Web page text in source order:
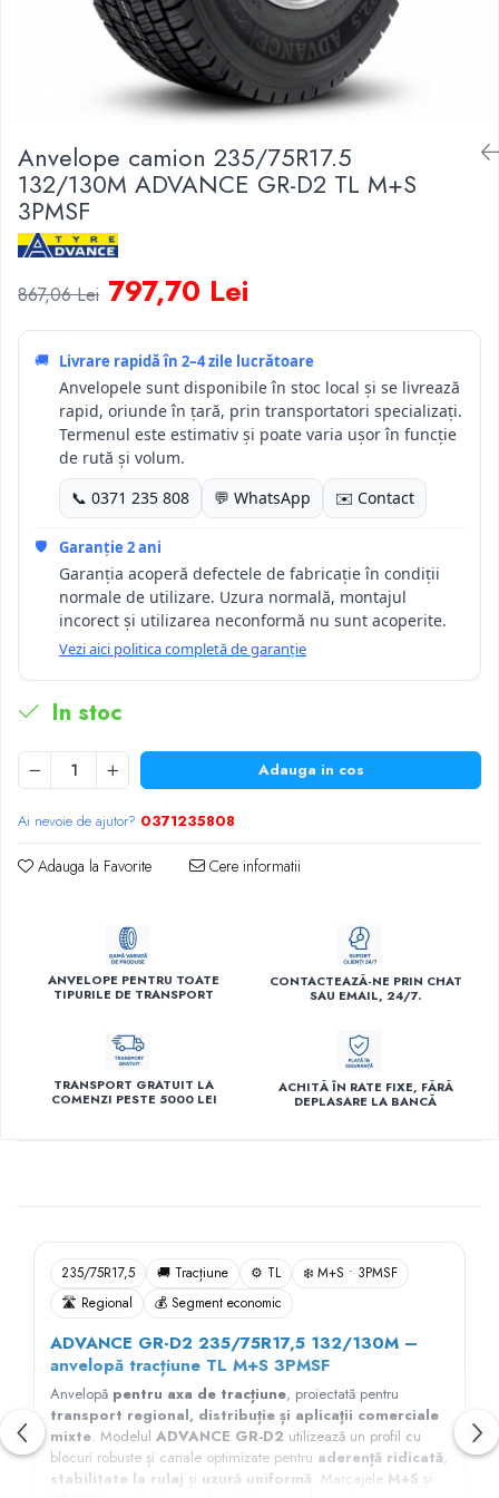
Anvelope camion 235/75R17.5
132/130M ADVANCE GR-D2 TL M+S
3PMSF
867,06 Lei 797,70 Lei
🚚 Livrare rapidă în 2–4 zile lucrătoare
Anvelopele sunt disponibile în stoc local și se livrează
rapid, oriunde în țară, prin transportatori specializați.
Termenul este estimativ și poate varia ușor în funcție
de rută și volum.
📞 0371 235 808
💬 WhatsApp ✉️ Contact
🛡️ Garanție 2 ani
Garanția acoperă defectele de fabricație în condiții
normale de utilizare. Uzura normală, montajul
incorect și utilizarea neconformă nu sunt acoperite.
Vezi aici politica completă de garanție
In stoc
Adauga in cos
Ai nevoie de ajutor? 0371235808
Adauga la Favorite Cere informatii
ANVELOPE PENTRU TOATE
TIPURILE DE TRANSPORT
CONTACTEAZĂ-NE PRIN CHAT
SAU EMAIL, 24/7.
TRANSPORT GRATUIT LA
COMENZI PESTE 5000 LEI
ACHITĂ ÎN RATE FIXE, FĂRĂ
DEPLASARE LA BANCĂ
235/75R17,5 🚚 Tracțiune ⚙️ TL
❄️ M+S • 3PMSF
🛣️ Regional
💰 Segment economic
ADVANCE GR-D2 235/75R17,5 132/130M –
anvelopă tracțiune TL M+S 3PMSF
Anvelopă pentru axa de tracțiune, proiectată pentru
transport regional, distribuție și aplicații comerciale
mixte. Modelul ADVANCE GR-D2 utilizează un profil cu
blocuri robuste și canale optimizate pentru aderență ridicată,
stabilitate la rulaj și uzură uniformă . Marcajele M+S și